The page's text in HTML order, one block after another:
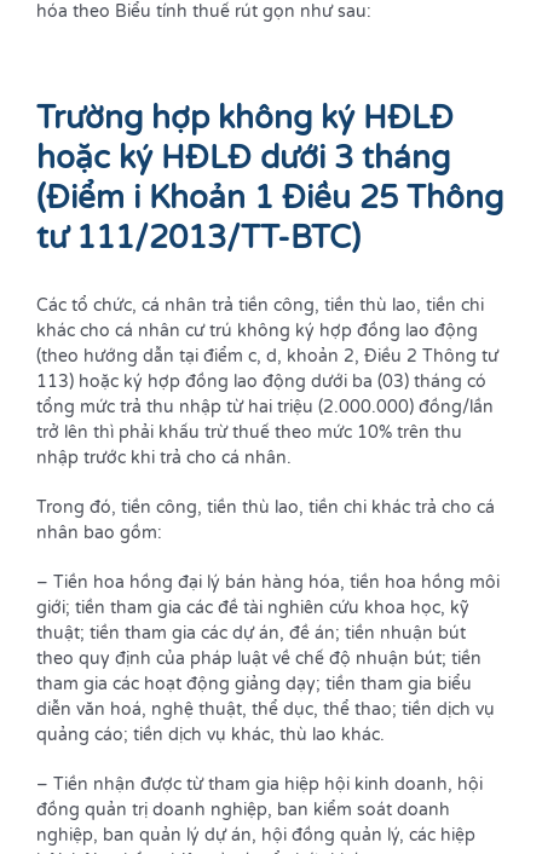
hóa theo Biểu tính thuế rút gọn như sau:
Trường hợp không ký HĐLĐ
hoặc ký HĐLĐ dưới 3 tháng
(Điểm i Khoản 1 Điều 25 Thông
tư 111/2013/TT-BTC)
Các tổ chức, cá nhân trả tiền công, tiền thù lao, tiền chi
khác cho cá nhân cư trú không ký hợp đồng lao động
(theo hướng dẫn tại điểm c, d, khoản 2, Điều 2 Thông tư
113) hoặc ký hợp đồng lao động dưới ba (03) tháng có
tổng mức trả thu nhập từ hai triệu (2.000.000) đồng/lần
trở lên thì phải khấu trừ thuế theo mức 10% trên thu
nhập trước khi trả cho cá nhân.
Trong đó, tiền công, tiền thù lao, tiền chi khác trả cho cá
nhân bao gồm:
– Tiền hoa hồng đại lý bán hàng hóa, tiền hoa hồng môi
giới; tiền tham gia các đề tài nghiên cứu khoa học, kỹ
thuật; tiền tham gia các dự án, đề án; tiền nhuận bút
theo quy định của pháp luật về chế độ nhuận bút; tiền
tham gia các hoạt động giảng dạy; tiền tham gia biểu
diễn văn hoá, nghệ thuật, thể dục, thể thao; tiền dịch vụ
quảng cáo; tiền dịch vụ khác, thù lao khác.
– Tiền nhận được từ tham gia hiệp hội kinh doanh, hội
đồng quản trị doanh nghiệp, ban kiểm soát doanh
nghiệp, ban quản lý dự án, hội đồng quản lý, các hiệp